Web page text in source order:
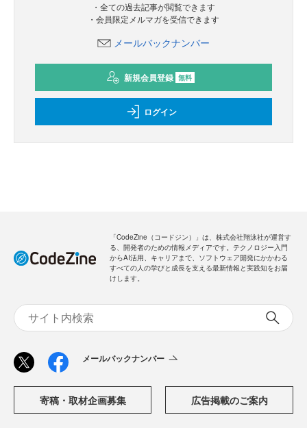
・全ての過去記事が閲覧できます
・会員限定メルマガを受信できます
メールバックナンバー
新規会員登録 無料
ログイン
「CodeZine（コードジン）」は、株式会社翔泳社が運営す
る、開発者のための情報メディアです。テクノロジー入門
からAI活用、キャリアまで、ソフトウェア開発にかかわる
すべての人の学びと成長を支える最新情報と実践知をお届
けします。
メールバックナンバー
寄稿・取材企画募集 広告掲載のご案内